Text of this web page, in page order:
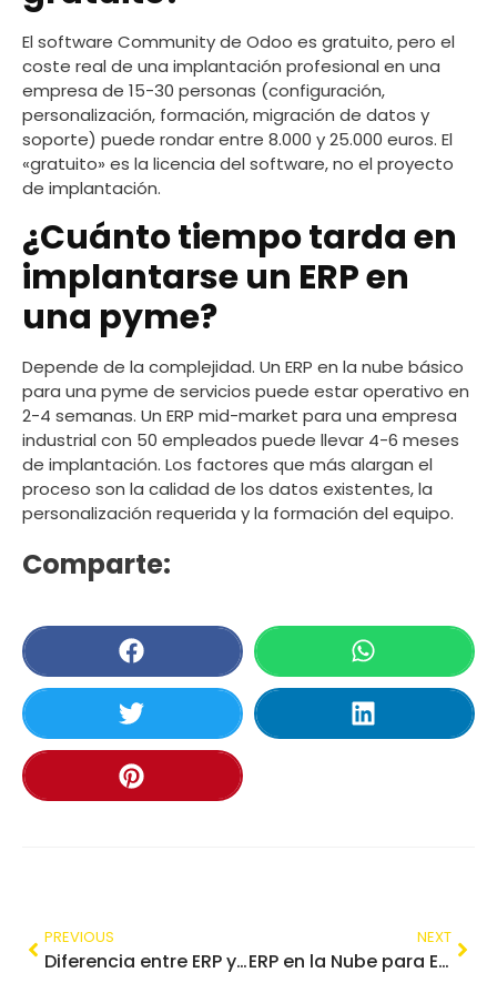
El software Community de Odoo es gratuito, pero el
coste real de una implantación profesional en una
empresa de 15-30 personas (configuración,
personalización, formación, migración de datos y
soporte) puede rondar entre 8.000 y 25.000 euros. El
«gratuito» es la licencia del software, no el proyecto
de implantación.
¿Cuánto tiempo tarda en
implantarse un ERP en
una pyme?
Depende de la complejidad. Un ERP en la nube básico
para una pyme de servicios puede estar operativo en
2-4 semanas. Un ERP mid-market para una empresa
industrial con 50 empleados puede llevar 4-6 meses
de implantación. Los factores que más alargan el
proceso son la calidad de los datos existentes, la
personalización requerida y la formación del equipo.
Comparte:
PREVIOUS
Diferencia entre ERP y CRM: Cuál Necesita Tu Empresa
NEXT
ERP en la Nube para Empresas: Ventajas, Tipos y Precios en 2026